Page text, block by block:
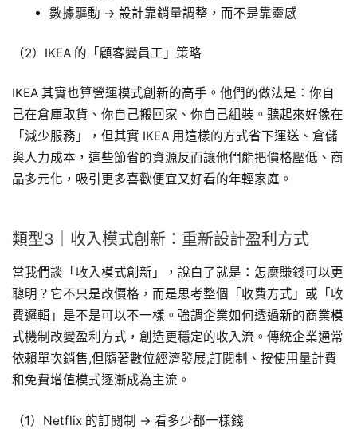
數據驅動 → 設計靠銷量調整，而不是靠靈感
（2）IKEA 的「顧客變員工」策略
IKEA 其實也算營運模式創新的高手。他們的做法是：你自
己在倉庫取貨、你自己搬回家、你自己組裝。聽起來好像在
「減少服務」，但其實 IKEA 用這樣的方式省下運送、倉儲
與人力成本，這些節省的資源反而讓他們能把價格壓低、商
品多元化，吸引更多喜歡便宜又好看的年輕家庭。
類型3｜收入模式創新：重新設計盈利方式
當我們談「收入模式創新」，說白了就是：怎麼賺錢可以更
聰明？它不只是改價格，而是思考整個「收費方式」或「收
費邏輯」是不是可以不一樣。強調企業如何透過新的商業模
式機制改變盈利方式，創造更穩定的收入流。傳統企業通常
依賴單次銷售,但隨著數位經濟發展,訂閱制、按使用量計費
和免費增值模式逐漸成為主流。
（1）Netflix 的訂閱制 → 看多少都一樣錢